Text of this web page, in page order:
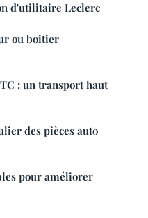
d'utilitaire Leclerc
ou boitier
: un transport haut
des pièces auto
pour améliorer